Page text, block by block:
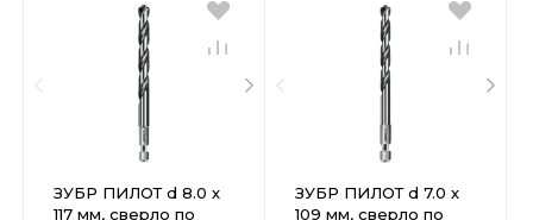
ЗУБР ПИЛОТ d 8.0 х
117 мм, сверло по
ЗУБР ПИЛОТ d 7.0 х
109 мм, сверло по